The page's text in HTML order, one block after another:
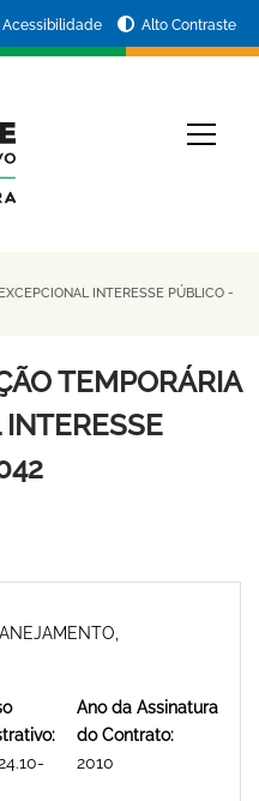
Acessibilidade Alto Contraste
INTERESSE PÚBLICO -
TEMPORÁRIA
Ano da Assinatura
do Contrato:
2010